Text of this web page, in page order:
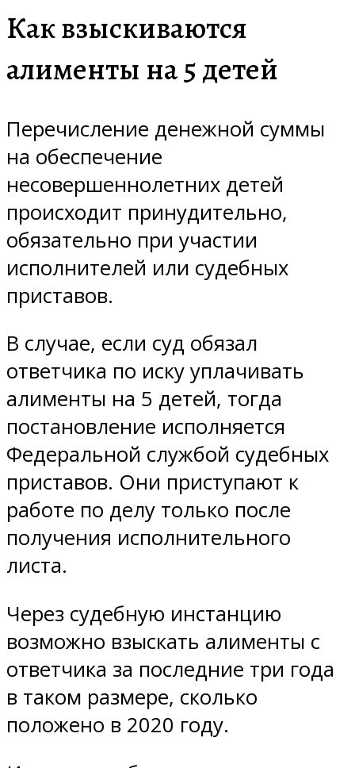
Как взыскиваются
алименты на 5 детей
Перечисление денежной суммы
на обеспечение
несовершеннолетних детей
происходит принудительно,
обязательно при участии
исполнителей или судебных
приставов.
В случае, если суд обязал
ответчика по иску уплачивать
алименты на 5 детей, тогда
постановление исполняется
Федеральной службой судебных
приставов. Они приступают к
работе по делу только после
получения исполнительного
листа.
Через судебную инстанцию
возможно взыскать алименты с
ответчика за последние три года
в таком размере, сколько
положено в 2020 году.